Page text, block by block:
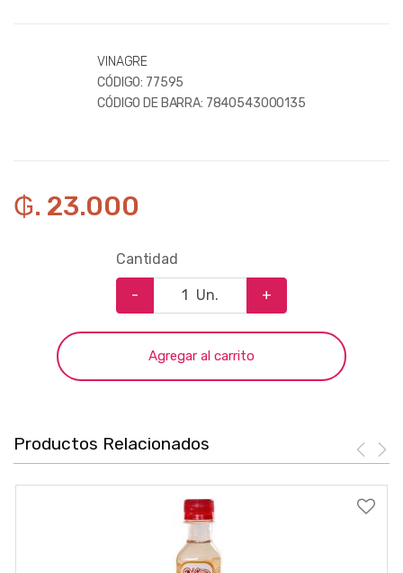
VINAGRE
CÓDIGO: 77595
CÓDIGO DE BARRA: 7840543000135
₲. 23.000
Cantidad
- Un. +
Agregar al carrito
Productos Relacionados